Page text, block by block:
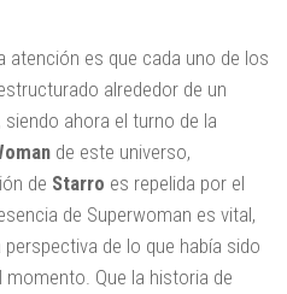
atención es que cada uno de los
alrededor de un
, siendo ahora el turno de la
de este universo,
de Starro es repelida por el
de Superwoman es vital,
de lo que había sido
Que la historia de